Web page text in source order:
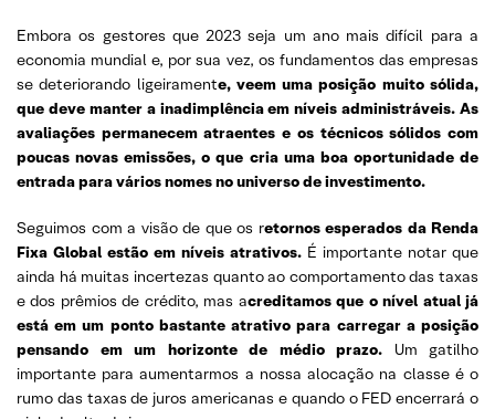
Embora os gestores que 2023 seja um ano mais difícil para a
economia mundial e, por sua vez, os fundamentos das empresas
se deteriorando ligeiramente, veem uma posição muito sólida,
que deve manter a inadimplência em níveis administráveis. As
avaliações permanecem atraentes e os técnicos sólidos com
poucas novas emissões, o que cria uma boa oportunidade de
entrada para vários nomes no universo de investimento.
Seguimos com a visão de que os retornos esperados da Renda
Fixa Global estão em níveis atrativos. É importante notar que
ainda há muitas incertezas quanto ao comportamento das taxas
e dos prêmios de crédito, mas acreditamos que o nível atual já
está em um ponto bastante atrativo para carregar a posição
pensando em um horizonte de médio prazo. Um gatilho
importante para aumentarmos a nossa alocação na classe é o
rumo das taxas de juros americanas e quando o FED encerrará o